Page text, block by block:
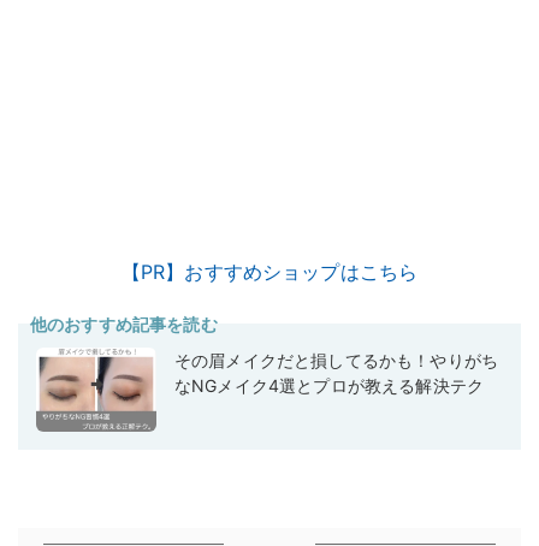
【PR】おすすめショップはこちら
他のおすすめ記事を読む
その眉メイクだと損してるかも！やりがち
なNGメイク4選とプロが教える解決テク